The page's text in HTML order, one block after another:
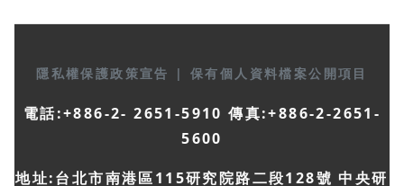
隱私權保護政策宣告 | 保有個人資料檔案公開項目
電話:+886-2- 2651-5910 傳真:+886-2-2651-
5600
地址:台北市南港區115研究院路二段128號 中央研